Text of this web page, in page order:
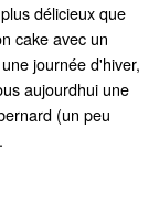
délicieux que
cake avec un
journée d'hiver,
aujourdhui une
(un peu